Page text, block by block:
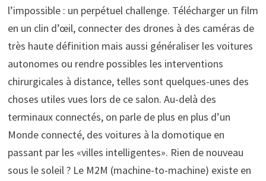
l’impossible : un perpétuel challenge. Télécharger un film
en un clin d’œil, connecter des drones à des caméras de
très haute définition mais aussi généraliser les voitures
autonomes ou rendre possibles les interventions
chirurgicales à distance, telles sont quelques-unes des
choses utiles vues lors de ce salon. Au-delà des
terminaux connectés, on parle de plus en plus d’un
Monde connecté, des voitures à la domotique en
passant par les «villes intelligentes». Rien de nouveau
sous le soleil ? Le M2M (machine-to-machine) existe en